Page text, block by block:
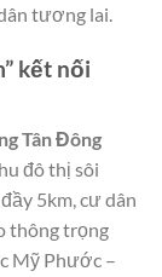
tương lai.
kết nối
Tân Đông
đô thị sôi
5km, cư dân
thông trọng
Mỹ Phước –